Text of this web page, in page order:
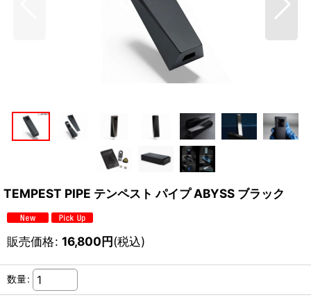
TEMPEST PIPE テンペスト パイプ ABYSS ブラック
販売価格: 16,800円(税込)
数量: